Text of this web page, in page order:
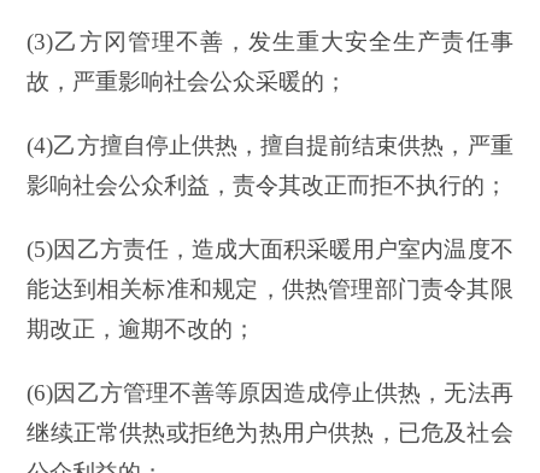
(3)乙方冈管理不善，发生重大安全生产责任事
故，严重影响社会公众采暖的；
(4)乙方擅自停止供热，擅自提前结束供热，严重
影响社会公众利益，责令其改正而拒不执行的；
(5)因乙方责任，造成大面积采暖用户室内温度不
能达到相关标准和规定，供热管理部门责令其限
期改正，逾期不改的；
(6)因乙方管理不善等原因造成停止供热，无法再
继续正常供热或拒绝为热用户供热，已危及社会